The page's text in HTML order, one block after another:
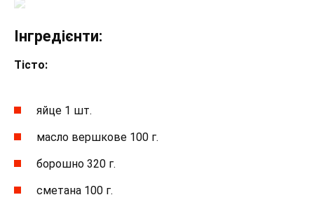
Інгредієнти:
Тісто:
яйце 1 шт.
масло вершкове 100 г.
борошно 320 г.
сметана 100 г.